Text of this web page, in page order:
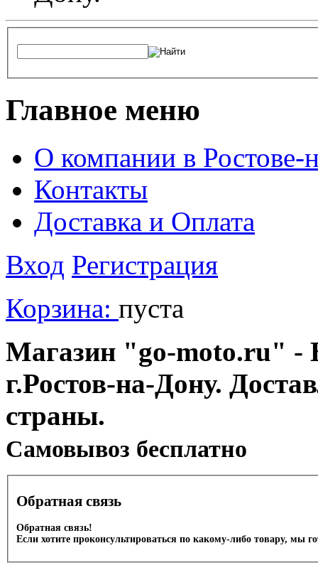
Главное меню
О компании в Ростове-
Контакты
Доставка и Оплата
Вход Регистрация
Корзина: пуста
Магазин "go-moto.ru" -
г.Ростов-на-Дону.
страны.
Cамовывоз бесплатно
Обратная связь
Обратная связь!
Если хотите проконсультироваться по какому-либо товару, мы